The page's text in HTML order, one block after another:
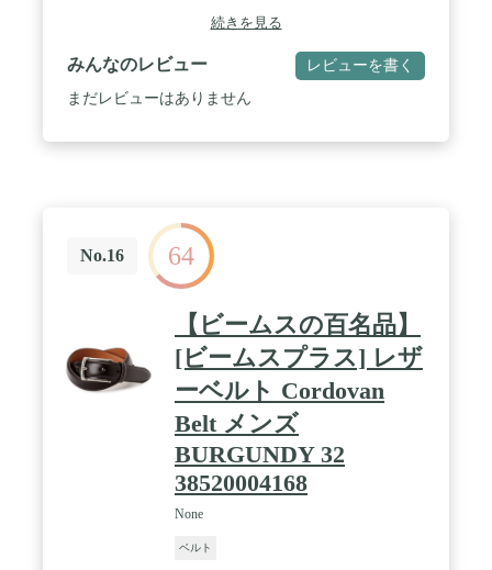
ルのシルエットがさらに着用感を高めています。 /
素材: このベルトは、53 %スプリットレザーと47 %
ポリウレタンで設計され、信頼性の高い品質と高い
生地を提供します。 / 特徴: このカジュアルベルト
の一番のポイントは、リバーシブルで、両面スタイ
ます。 そしてもちろん、Calvin Kleinのロゴがスト
ラップの裏地にエンボス加工されています。 / サイ
ズ: パンツのサイズに基づいてベルトをお選びくだ
さい。 オプションには、XS(0-2)、S(4-6)、M(8-
10)、L(12-14)、XL(14-16)。
続きを見る
みんなのレビュー レビューを書く
まだレビューはありません
No.16 64
【ビームスの百名品】
[ビームスプラス] レザ
ーベルト Cordovan
Belt メンズ
BURGUNDY 32
38520004168
None
ベルト